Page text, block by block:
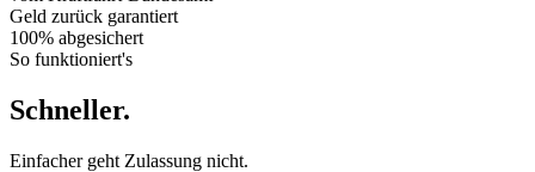
Geld zurück garantiert
100% abgesichert
So funktioniert's
Schneller.
Einfacher geht Zulassung nicht.